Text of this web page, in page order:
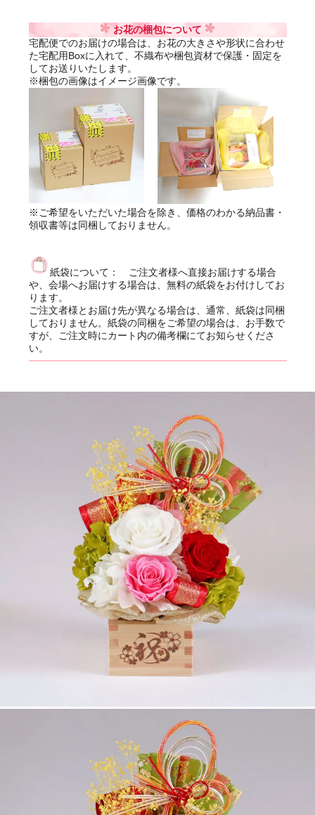
お花の梱包について
宅配便でのお届けの場合は、お花の大きさや形状に合わせ
た宅配用Boxに入れて、不織布や梱包資材で保護・固定を
してお送りいたします。
※梱包の画像はイメージ画像です。
※ご希望をいただいた場合を除き、価格のわかる納品書・
領収書等は同梱しておりません。
紙袋について： ご注文者様へ直接お届けする場合
や、会場へお届けする場合は、無料の紙袋をお付けしてお
ります。
ご注文者様とお届け先が異なる場合は、通常、紙袋は同梱
しておりません。紙袋の同梱をご希望の場合は、お手数で
すが、ご注文時にカート内の備考欄にてお知らせくださ
い。